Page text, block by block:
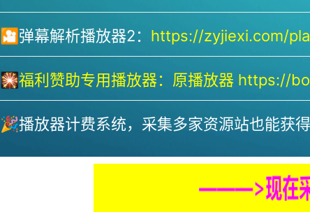
🎦弹幕解析播放器2： https://zyjiexi.com/
🎇福利赞助专用播放器： 原播放器 https://
🎉播放器计费系统，采集多家资源站也能获